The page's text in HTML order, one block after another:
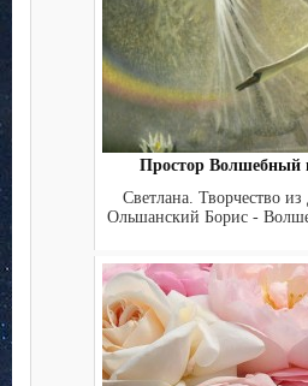
Простор Волшебный
Светлана. Творчество
Ольшанский Борис -